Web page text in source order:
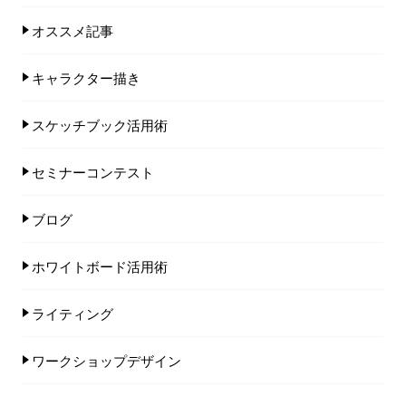
オススメ記事
キャラクター描き
スケッチブック活用術
セミナーコンテスト
ブログ
ホワイトボード活用術
ライティング
ワークショップデザイン